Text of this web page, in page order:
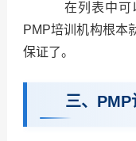
在列表中可
PMP培训机构根本
保证了。
三、